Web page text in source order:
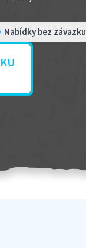
Nabídky bez závazku